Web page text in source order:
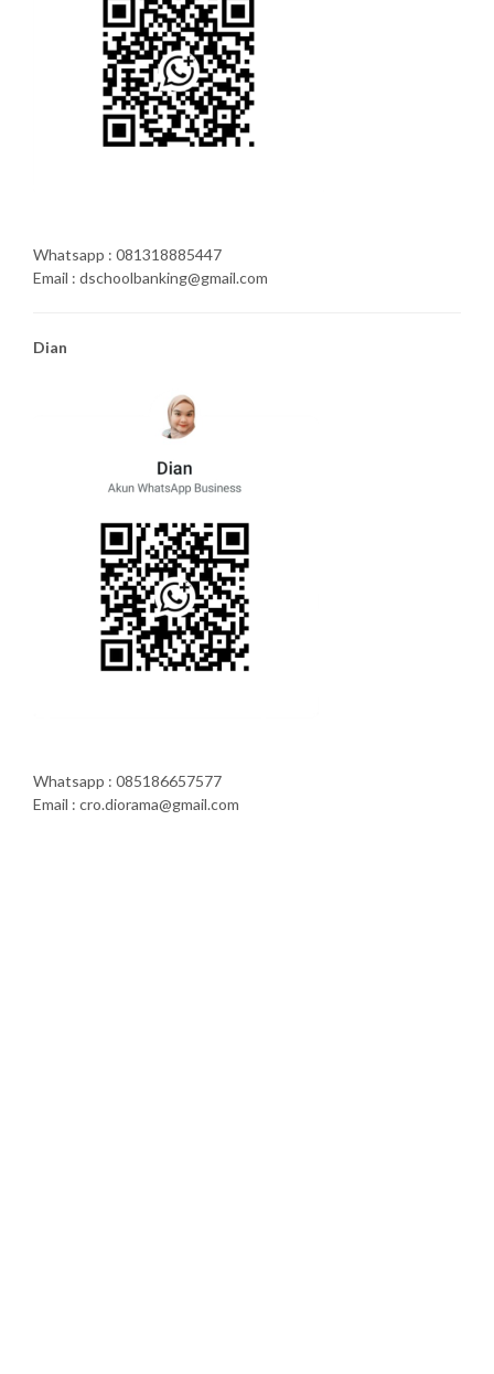
Whatsapp : 081318885447
Email : dschoolbanking@gmail.com
Dian
Whatsapp : 085186657577
Email : cro.diorama@gmail.com